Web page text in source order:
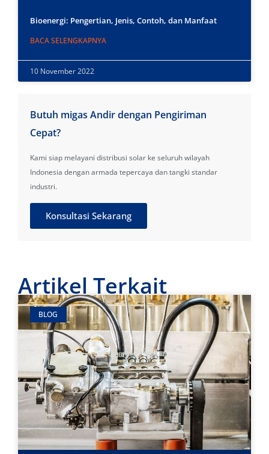
Bioenergi: Pengertian, Jenis, Contoh, dan Manfaat
BACA SELENGKAPNYA
10 November 2022
Butuh migas Andir dengan Pengiriman
Cepat?
Kami siap melayani distribusi solar ke seluruh wilayah
Indonesia dengan armada tepercaya dan tangki standar
industri.
Konsultasi Sekarang
Artikel Terkait
BLOG